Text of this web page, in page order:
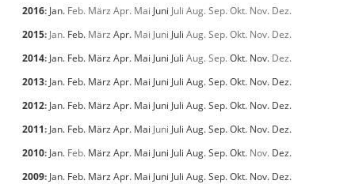
2016: Jan. Feb. März Apr. Mai Juni Juli Aug.Sep.Okt. Nov. Dez.
2015: Jan. Feb. März Apr. Mai Juni Juli Aug.Sep.Okt. Nov. Dez.
2014: Jan. Feb. März Apr. Mai Juni Juli Aug.Sep.Okt. Nov. Dez.
2013: Jan. Feb. März Apr. Mai Juni Juli Aug.Sep.Okt. Nov. Dez.
2012: Jan. Feb. März Apr. Mai Juni Juli Aug.Sep.Okt. Nov. Dez.
2011: Jan. Feb. März Apr. Mai Juni Juli Aug.Sep.Okt. Nov. Dez.
2010: Jan. Feb. März Apr. Mai Juni Juli Aug.Sep.Okt. Nov. Dez.
2009: Jan. Feb. März Apr. Mai Juni Juli Aug.Sep.Okt. Nov. Dez.